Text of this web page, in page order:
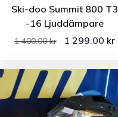
Ski-doo Summit 800 T3
-16 Ljuddämpare
1 400.00kr 1 299.00 kr